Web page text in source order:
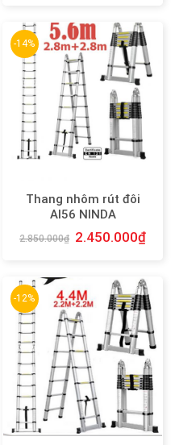
-14%
Thang nhôm rút đôi
AI56 NINDA
2.850.000₫ 2.450.000₫
-12%